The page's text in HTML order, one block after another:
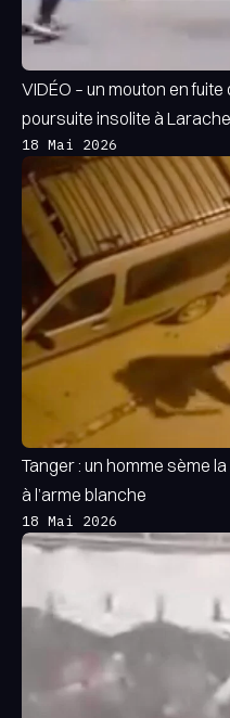
VIDÉO – un mouton en
poursuite insolite à Larache
18 Mai 2026
Tanger : un homme sème
à l’arme blanche
18 Mai 2026